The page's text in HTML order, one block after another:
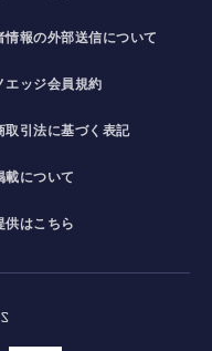
情報の外部送信について
エッジ会員規約
取引法に基づく表記
載について
供はこちら